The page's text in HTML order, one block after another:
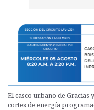
El casco urbano de
cortes de energía